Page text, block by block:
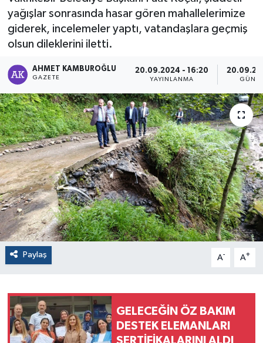
yağışlar sonrasında hasar gören mahallelerimize
giderek, incelemeler yaptı, vatandaşlara geçmiş
olsun dileklerini iletti.
AHMET KAMBUROĞLU
GAZETE
20.09.2024 - 16:20
YAYINLANMA
Paylaş A- A+
GELECEĞİN ÖZ BAKIM
DESTEK ELEMANLARI
SERTİFİKALARINI ALDI